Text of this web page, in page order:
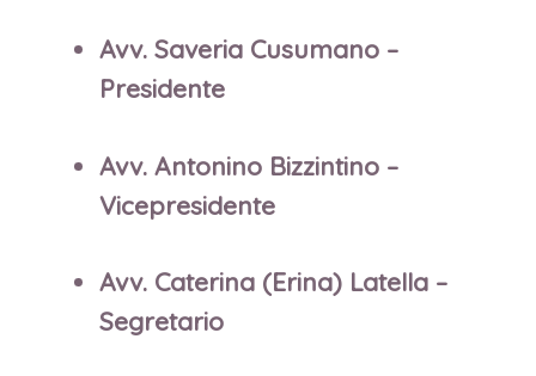
Avv. Saveria Cusumano –
Presidente
Avv. Antonino Bizzintino –
Vicepresidente
Avv. Caterina (Erina) Latella –
Segretario